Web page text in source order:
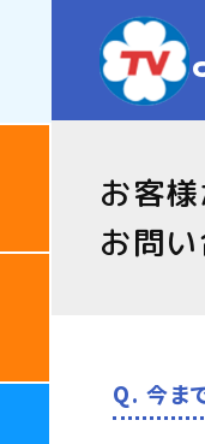
お客
お問
Q. 今ま